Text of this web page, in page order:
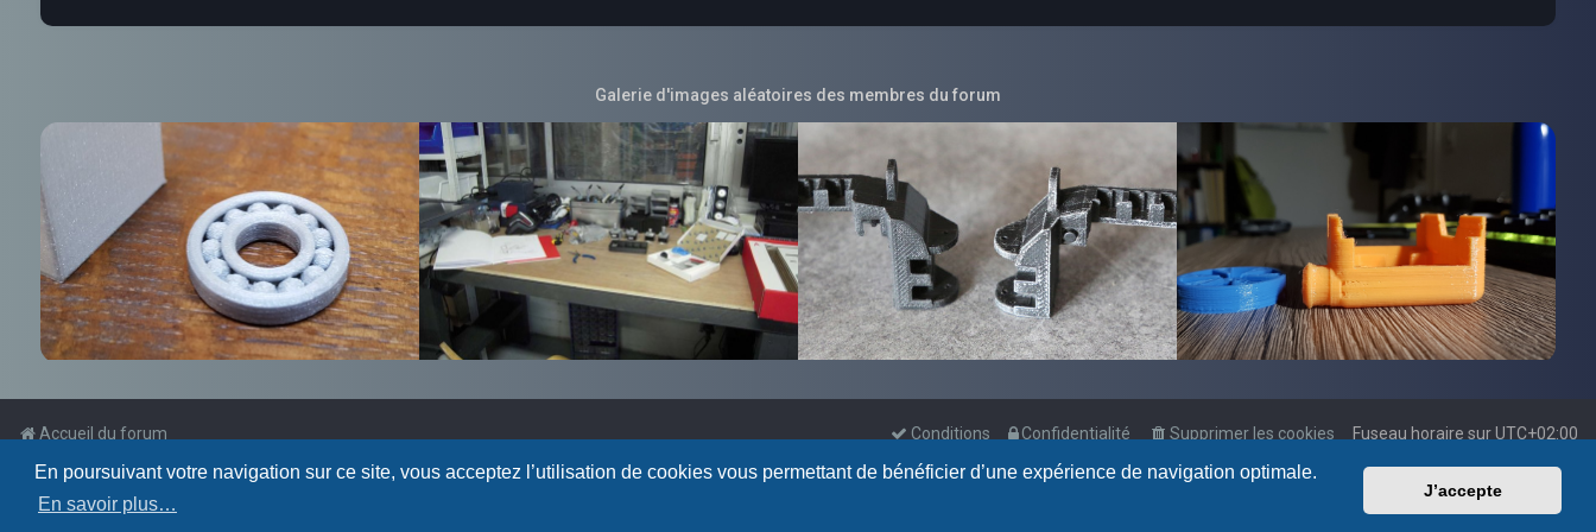
En poursuivant votre navigation sur ce site, vous acceptez l’utilisation de cookies vous permettant de bénéficier d’une expérience de navigation optimale.
En savoir plus…
J’accepte
Galerie d'images aléatoires des membres du forum
Accueil du forum Fuseau horaire surUTC+02:00
Supprimer les cookies
Confidentialité
Conditions
Powered by phpBB
Traduction française officielle